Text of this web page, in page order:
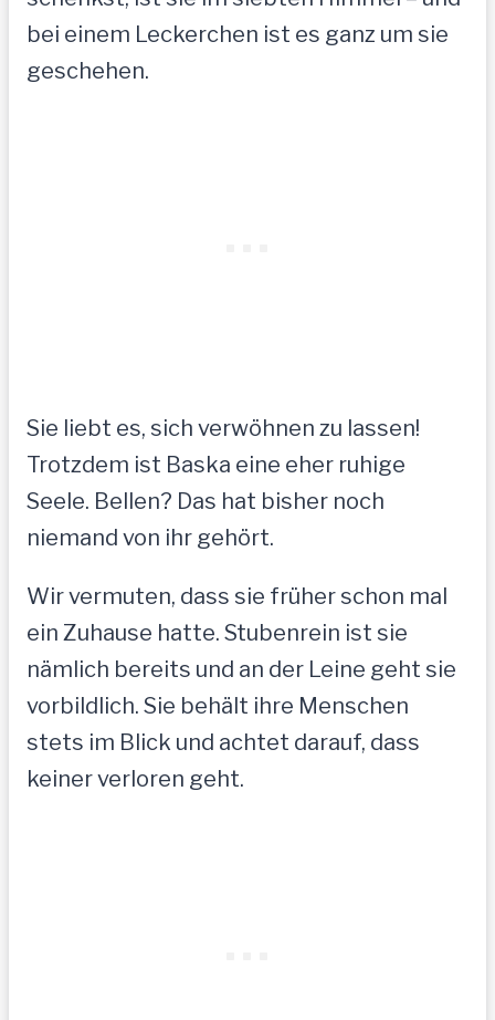
bei einem Leckerchen ist es ganz um sie
geschehen.
Sie liebt es, sich verwöhnen zu lassen!
Trotzdem ist Baska eine eher ruhige
Seele. Bellen? Das hat bisher noch
niemand von ihr gehört.
Wir vermuten, dass sie früher schon mal
ein Zuhause hatte. Stubenrein ist sie
nämlich bereits und an der Leine geht sie
vorbildlich. Sie behält ihre Menschen
stets im Blick und achtet darauf, dass
keiner verloren geht.